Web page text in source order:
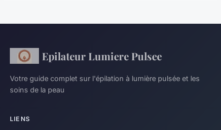
Epilateur Lumiere Pulsee
Votre guide complet sur l'épilation à lumière pulsée et les
soins de la peau
LIENS